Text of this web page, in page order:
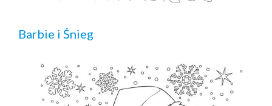
Barbie i Śnieg